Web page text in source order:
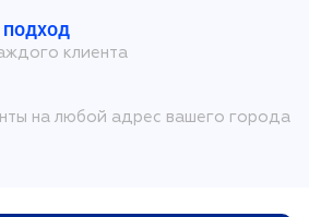
клиента
на любой адрес вашего города